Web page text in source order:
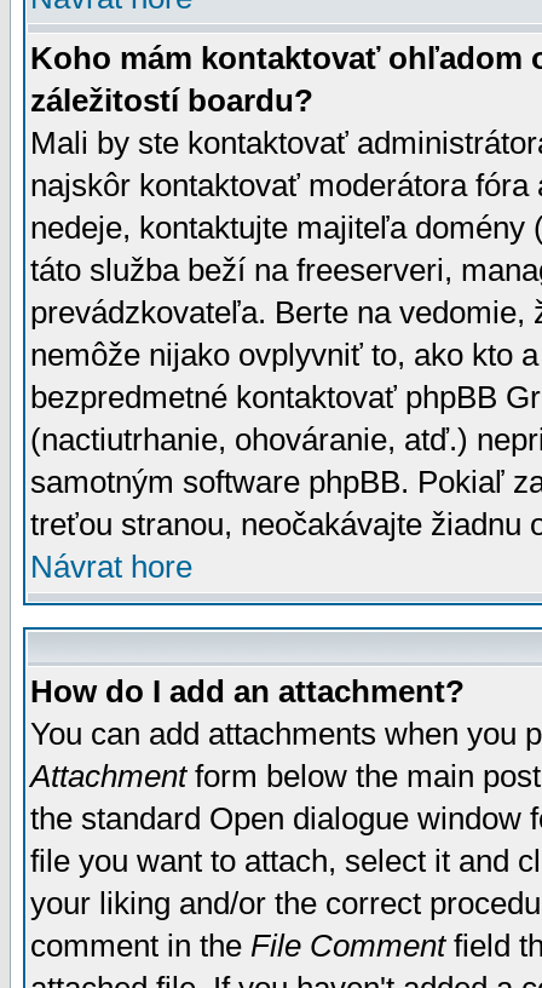
Koho mám kontaktovať ohľadom
záležitostí boardu?
Mali by ste kontaktovať
najskôr kontaktovať moderátora
nedeje, kontaktujte majiteľa
táto služba beží na freeserveri,
prevádzkovateľa. Berte na vedomie,
nemôže nijako ovplyvniť to, ako kto
bezpredmetné kontaktovať phpBB
(nactiutrhanie, ohováranie, atď.)
samotným software phpBB. Pokiaľ
treťou stranou, neočakávajte žiadnu
Návrat hore
How do I add an attachment?
You can add attachments when you
Attachmentform below the main
the standard Open dialogue window
file you want to attach, select it and
your liking and/or the correct
comment in the File Commentfield